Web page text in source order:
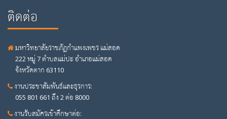
ติดต่อ
มหาวิทยาลัยราชภัฏกำแพงเพชร แม่สอด
222 หมู่ 7 ตำบลแม่ปะ อำเภอแม่สอด
จังหวัดตาก 63110
งานประชาสัมพันธ์และธุรการ:
055 801 661 ถึง 2 ต่อ 8000
งานรับสมัครเข้าศึกษาต่อ: